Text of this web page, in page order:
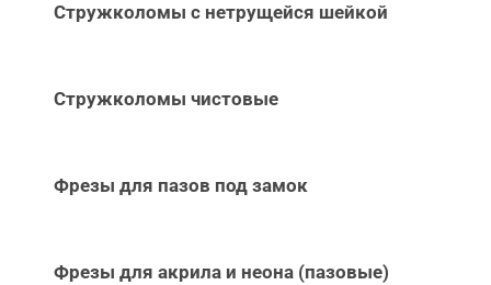
Стружколомы с нетрущейся шейкой
Стружколомы чистовые
Фрезы для пазов под замок
Фрезы для акрила и неона (пазовые)